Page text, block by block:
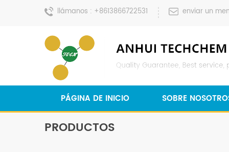
llámanos : +8613866722531 enviar un
PÁGINA DE INICIO SOBRE
PRODUCTOS